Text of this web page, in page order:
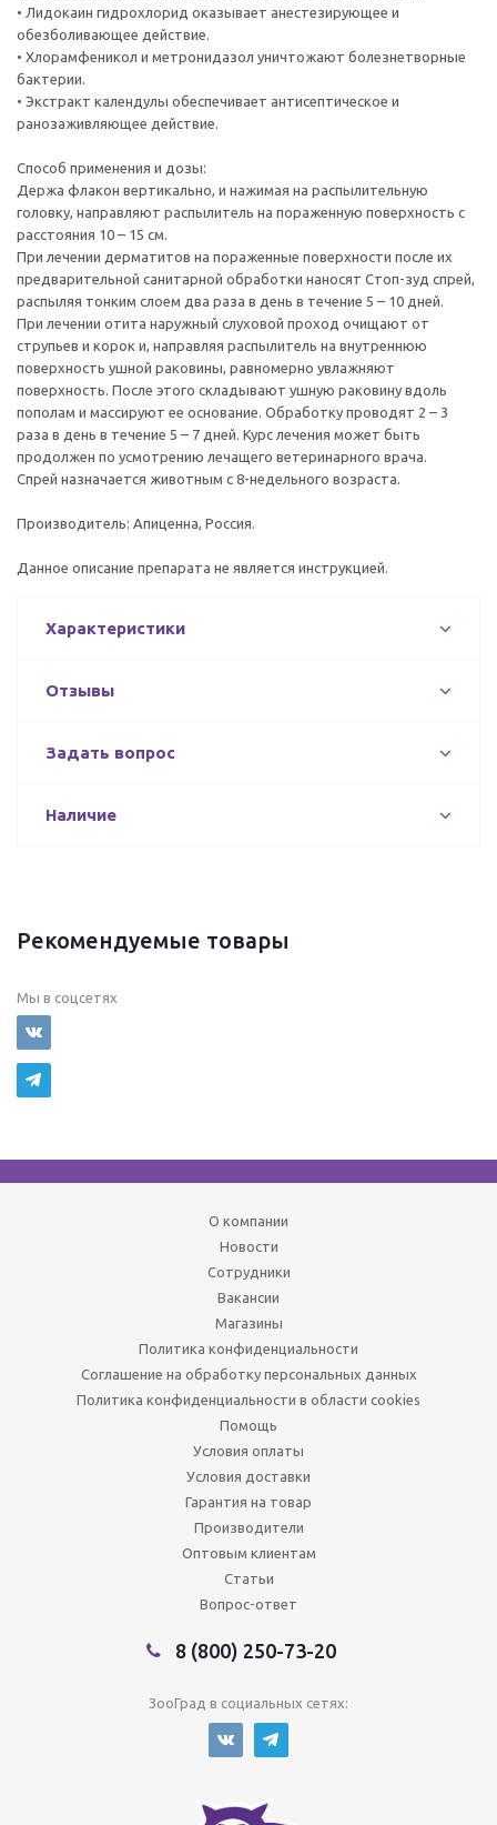
• Лидокаин гидрохлорид оказывает анестезирующее и
обезболивающее действие.
• Хлорамфеникол и метронидазол уничтожают болезнетворные
бактерии.
• Экстракт календулы обеспечивает антисептическое и
ранозаживляющее действие.
Способ применения и дозы:
Держа флакон вертикально, и нажимая на распылительную
головку, направляют распылитель на пораженную поверхность с
расстояния 10 – 15 см.
При лечении дерматитов на пораженные поверхности после их
предварительной санитарной обработки наносят Стоп-зуд спрей,
распыляя тонким слоем два раза в день в течение 5 – 10 дней.
При лечении отита наружный слуховой проход очищают от
струпьев и корок и, направляя распылитель на внутреннюю
поверхность ушной раковины, равномерно увлажняют
поверхность. После этого складывают ушную раковину вдоль
пополам и массируют ее основание. Обработку проводят 2 – 3
раза в день в течение 5 – 7 дней. Курс лечения может быть
продолжен по усмотрению лечащего ветеринарного врача.
Спрей назначается животным с 8-недельного возраста.
Производитель: Апиценна, Россия.
Данное описание препарата не является инструкцией.
Характеристики
Отзывы
Задать вопрос
Наличие
Рекомендуемые товары
Мы в соцсетях
О компании
Новости
Сотрудники
Вакансии
Магазины
Политика конфиденциальности
Соглашение на обработку персональных данных
Политика конфиденциальности в области cookies
Помощь
Условия оплаты
Условия доставки
Гарантия на товар
Производители
Оптовым клиентам
Статьи
Вопрос-ответ
8 (800) 250-73-20
ЗооГрад в социальных сетях: